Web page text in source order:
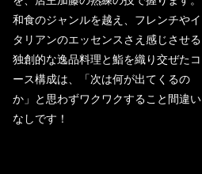
和食のジャンルを越え、フレンチやイ
タリアンのエッセンスさえ感じさせる
独創的な逸品料理と鮨を織り交ぜたコ
ース構成は、「次は何が出てくるの
か」と思わずワクワクすること間違い
なしです！